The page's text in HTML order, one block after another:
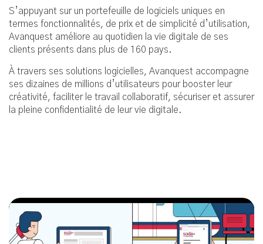
S’appuyant sur un portefeuille de logiciels uniques en
termes fonctionnalités, de prix et de simplicité d’utilisation,
Avanquest améliore au quotidien la vie digitale de ses
clients présents dans plus de 160 pays.
À travers ses solutions logicielles, Avanquest accompagne
ses dizaines de millions d’utilisateurs pour booster leur
créativité, faciliter le travail collaboratif, sécuriser et assurer
la pleine confidentialité de leur vie digitale.